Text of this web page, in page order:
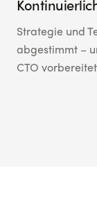
Strategie und
abgestimmt –
CTO